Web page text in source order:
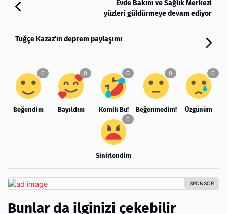
Evde Bakım ve Sağlık Merkezi
yüzleri güldürmeye devam ediyor
Tuğçe Kazaz'ın deprem paylaşımı
Beğendim Bayıldım Komik Bu! Beğenmedim! Üzgünüm
Sinirlendim
Bunlar da ilginizi çekebilir